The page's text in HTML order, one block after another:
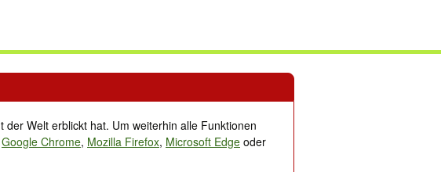
Welt erblickt hat. Um weiterhin alle Funktionen
Google Chrome, Mozilla Firefox, Microsoft Edge oder